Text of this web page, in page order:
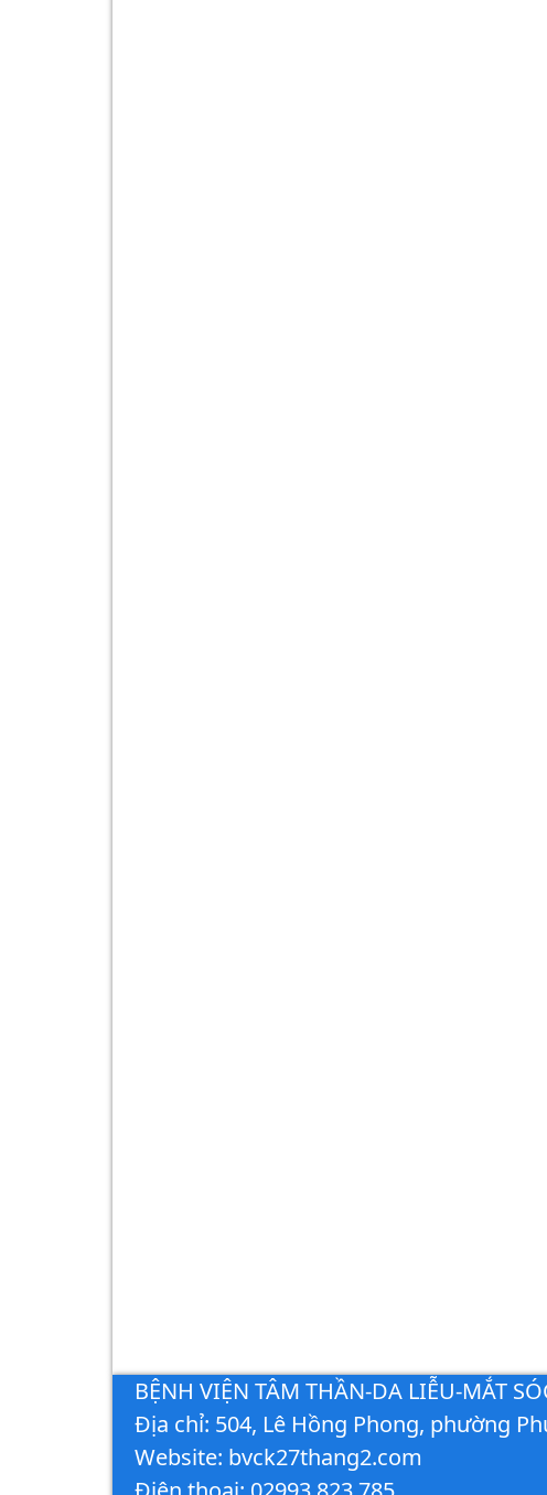
BỆNH VIỆN TÂM THẦN-DA LIỄU-MẮT
Địa chỉ: 504, Lê Hồng Phong, phường
Website: bvck27thang2.com